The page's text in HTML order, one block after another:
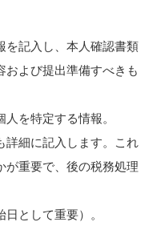
を記入し、本人確認書類
および提出準備すべきも
を特定する情報。
詳細に記入します。これ
が重要で、後の税務処理
として重要）。